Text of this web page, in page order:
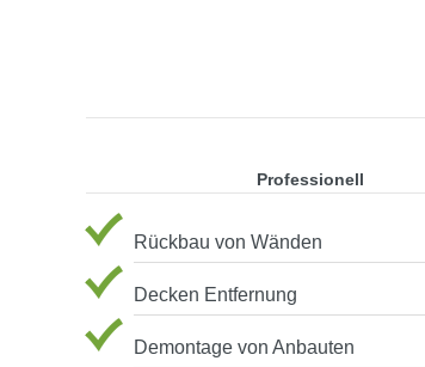
Professionell
Rückbau von Wänden
Decken Entfernung
Demontage von Anbauten